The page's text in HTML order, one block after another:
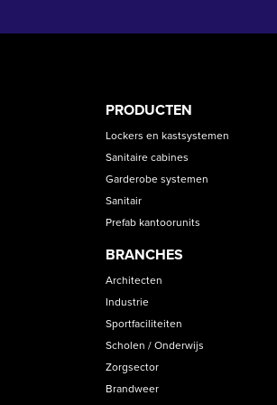
PRODUCT
PRODUCTEN
Lockers en kastsystemen
Sanitaire cabines
Garderobe systemen
Sanitair
Prefab kantoorunits
BRANCHES
Architecten
Industrie
Sportfaciliteiten
Scholen / Onderwijs
Zorgsector
Brandweer